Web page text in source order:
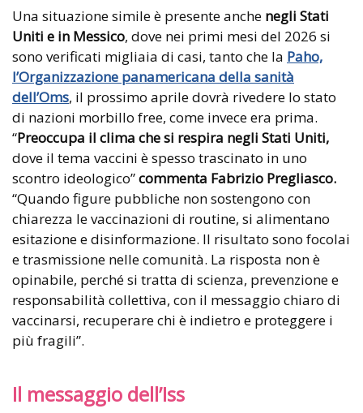
Una situazione simile è presente anche negli Stati
Uniti e in Messico, dove nei primi mesi del 2026 si
sono verificati migliaia di casi, tanto che la Paho,
l’Organizzazione panamericana della sanità
dell’Oms, il prossimo aprile dovrà rivedere lo stato
di nazioni morbillo free, come invece era prima.
“Preoccupa il clima che si respira negli Stati Uniti,
dove il tema vaccini è spesso trascinato in uno
scontro ideologico”commenta Fabrizio Pregliasco.
“Quando figure pubbliche non sostengono con
chiarezza le vaccinazioni di routine, si alimentano
esitazione e disinformazione. Il risultato sono focolai
e trasmissione nelle comunità. La risposta non è
opinabile, perché si tratta di scienza, prevenzione e
responsabilità collettiva, con il messaggio chiaro di
vaccinarsi, recuperare chi è indietro e proteggere i
più fragili”.
Il messaggio dell’Iss